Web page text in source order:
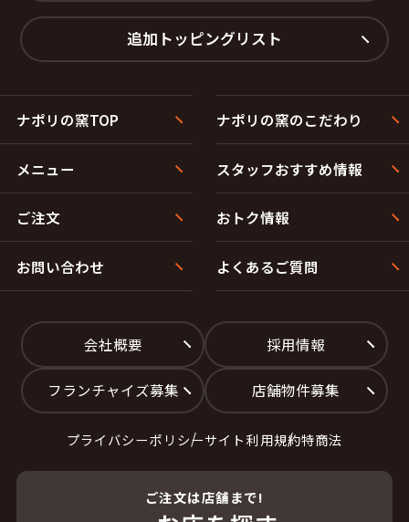
追加トッピングリスト
ナポリの窯TOP ナポリの窯のこだわり
メニュー スタッフおすすめ情報
ご注文 おトク情報
お問い合わせ よくあるご質問
会社概要 採用情報
フランチャイズ募集 店舗物件募集
プライバシーポリシーサイト利用規約特商法
ご注文は店舗まで!